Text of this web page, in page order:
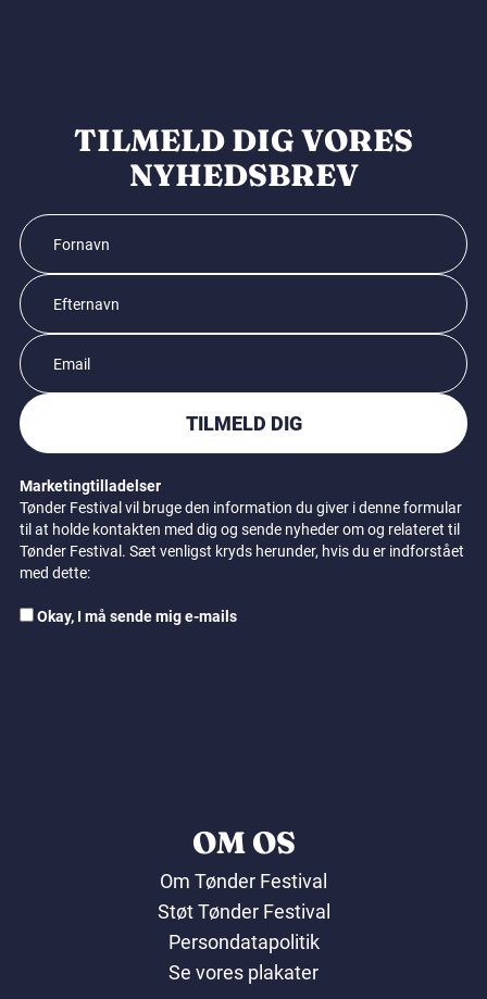
TILMELD DIG VORES
NYHEDSBREV
TILMELD DIG
Marketingtilladelser
Tønder Festival vil bruge den information du giver i denne formular
til at holde kontakten med dig og sende nyheder om og relateret til
Tønder Festival. Sæt venligst kryds herunder, hvis du er indforstået
med dette:
Okay, I må sende mig e-mails
OM OS
Om Tønder Festival
Støt Tønder Festival
Persondatapolitik
Se vores plakater